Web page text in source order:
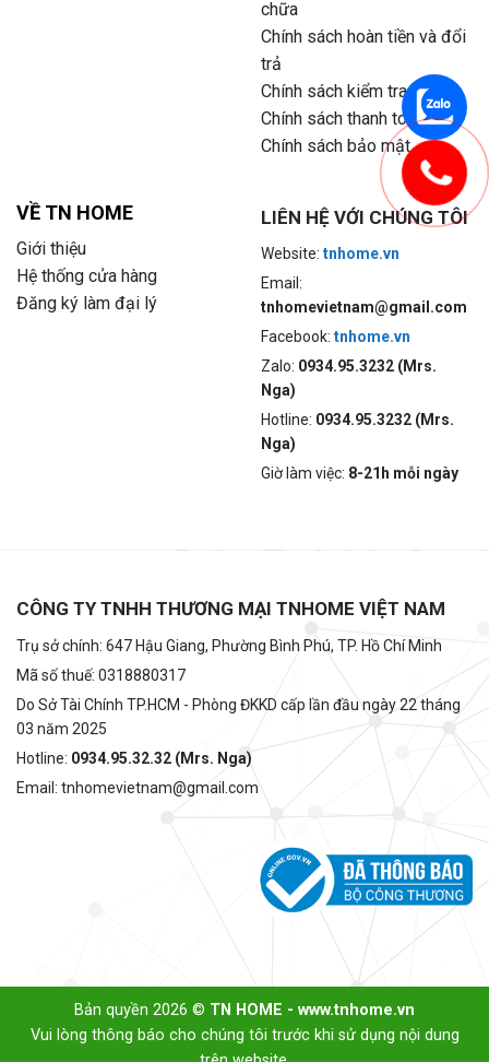
chữa
Chính sách hoàn tiền và đổi
trả
Chính sách kiểm tra hàng
Chính sách thanh toán
Chính sách bảo mật
VỀ TN HOME
Giới thiệu
Hệ thống cửa hàng
Đăng ký làm đại lý
LIÊN HỆ VỚI CHÚNG TÔI
Website: tnhome.vn
Email:
tnhomevietnam@gmail.com
Facebook: tnhome.vn
Zalo: 0934.95.3232 (Mrs.
Nga)
Hotline: 0934.95.3232 (Mrs.
Nga)
Giờ làm việc: 8-21h mỗi ngày
CÔNG TY TNHH THƯƠNG MẠI TNHOME VIỆT NAM
Trụ sở chính: 647 Hậu Giang, Phường Bình Phú, TP. Hồ Chí Minh
Mã số thuế: 0318880317
Do Sở Tài Chính TP.HCM - Phòng ĐKKD cấp lần đầu ngày 22 tháng
03 năm 2025
Hotline: 0934.95.32.32 (Mrs. Nga)
Email: tnhomevietnam@gmail.com
Bản quyền 2026 © TN HOME - www.tnhome.vn
Vui lòng thông báo cho chúng tôi trước khi sử dụng nội dung